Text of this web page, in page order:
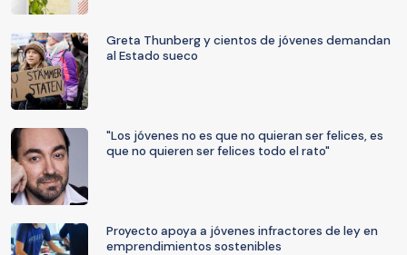
Greta Thunberg y cientos de jóvenes demandan
al Estado sueco
"Los jóvenes no es que no quieran ser felices, es
que no quieren ser felices todo el rato"
Proyecto apoya a jóvenes infractores de ley en
emprendimientos sostenibles